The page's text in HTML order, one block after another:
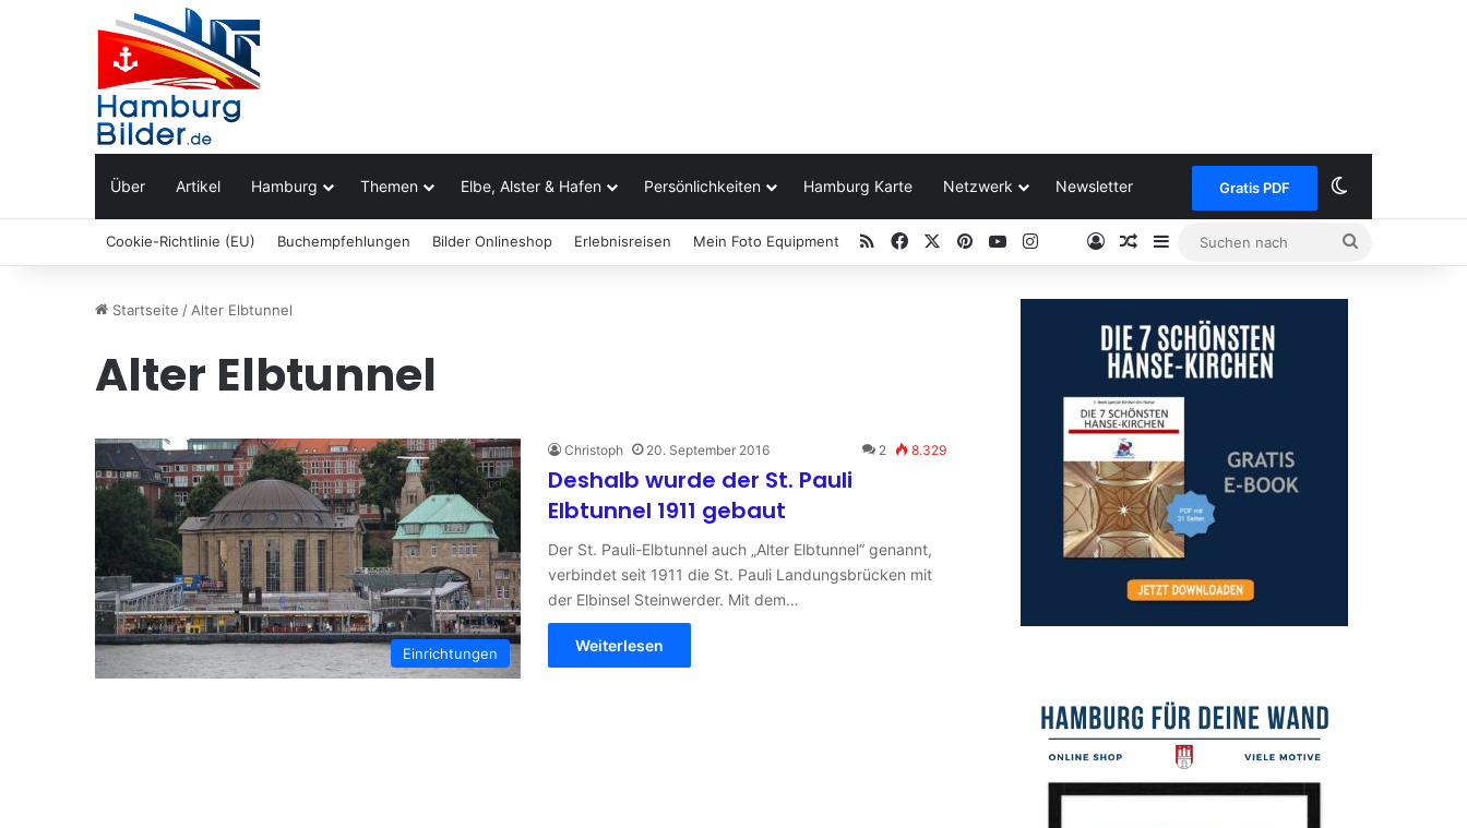
Über Artikel Hamburg Themen Elbe, Alster & Hafen Persönlichkeiten Hamburg Karte Netzwerk Newsletter Gratis PDF
Cookie-Richtlinie (EU) Buchempfehlungen Bilder Onlineshop Erlebnisreisen Mein Foto Equipment RSS FacebookPinterestYouTubeInstagram
Google
AnmeldenZufälliger Artikel
Sidebar
Startseite / Alter Elbtunnel
Alter Elbtunnel
Einrichtungen
Christoph 20. September 2016 2 8.329
Deshalb wurde der St. Pauli
Elbtunnel 1911 gebaut
Der St. Pauli-Elbtunnel auch „Alter Elbtunnel“ genannt,
verbindet seit 1911 die St. Pauli Landungsbrücken mit
der Elbinsel Steinwerder. Mit dem…
Weiterlesen